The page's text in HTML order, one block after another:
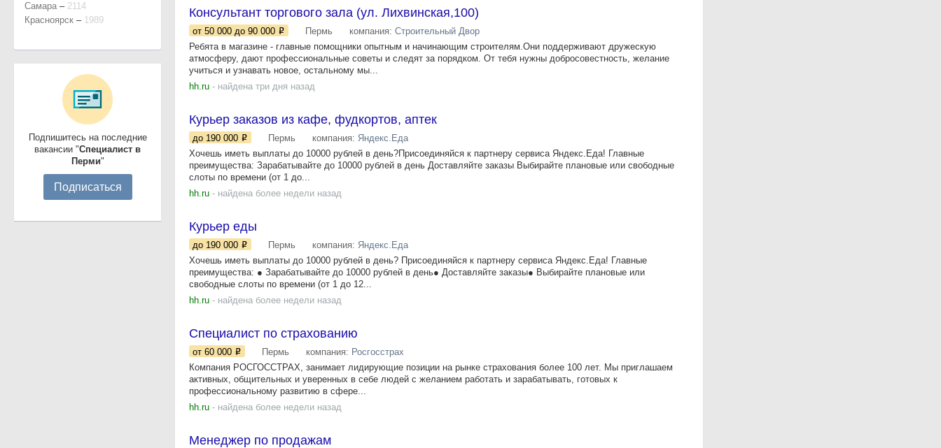
Консультант торгового зала (ул. Лихвинская,100)
от 50 000 до 90 000 Пермь компания: Строительный Двор
Ребята в магазине - главные помощники опытным и начинающим строителям.Они поддерживают дружескую
атмосферу, дают профессиональные советы и следят за порядком. От тебя нужны добросовестность, желание
учиться и узнавать новое, остальному мы...
hh.ru - найдена три дня назад
Курьер заказов из кафе, фудкортов, аптек
до 190 000 Пермь компания: Яндекс.Еда
Хочешь иметь выплаты до 10000 рублей в день?Присоединяйся к партнеру сервиса Яндекс.Еда! Главные
преимущества: Зарабатывайте до 10000 рублей в день Доставляйте заказы Выбирайте плановые или свободные
слоты по времени (от 1 до...
hh.ru - найдена более недели назад
Курьер еды
до 190 000 Пермь компания: Яндекс.Еда
Хочешь иметь выплаты до 10000 рублей в день? Присоединяйся к партнеру сервиса Яндекс.Еда! Главные
преимущества: ● Зарабатывайте до 10000 рублей в день● Доставляйте заказы● Выбирайте плановые или
свободные слоты по времени (от 1 до 12...
hh.ru - найдена более недели назад
Специалист по страхованию
от 60 000 Пермь компания: Росгосстрах
Компания РОСГОССТРАХ, занимает лидирующие позиции на рынке страхования более 100 лет. Мы приглашаем
активных, общительных и уверенных в себе людей с желанием работать и зарабатывать, готовых к
профессиональному развитию в сфере...
hh.ru - найдена более недели назад
Менеджер по продажам
Самара – 2114
Красноярск – 1989
Подпишитесь на последние
вакансии "Специалист в
Перми"
Подписаться